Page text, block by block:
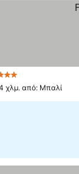
χλμ. από: Μπαλί